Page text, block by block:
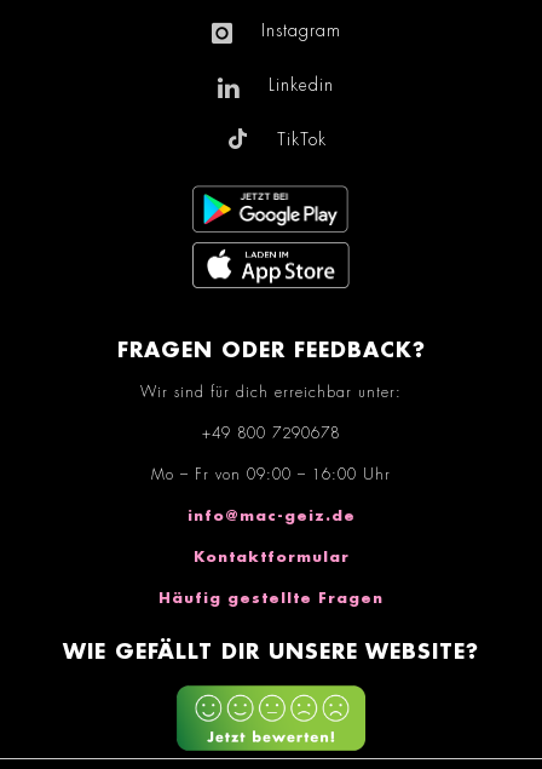
Instagram
Linkedin
TikTok
FRAGEN ODER FEEDBACK?
Wir sind für dich erreichbar unter:
+49 800 7290678
Mo – Fr von 09:00 – 16:00 Uhr
info@mac-geiz.de
Kontaktformular
Häufig gestellte Fragen
WIE GEFÄLLT DIR UNSERE WEBSITE?